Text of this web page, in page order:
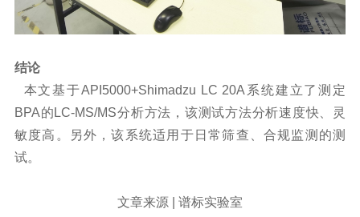
结论
本文基于API5000+Shimadzu LC 20A 系统建立了测定
BPA的 LC-MS/MS分析方法，该测试方法分析速度快、灵
敏度高。另外，该系统适用于日常筛查、合规监测的测
试。
文章来源 | 谱标实验室